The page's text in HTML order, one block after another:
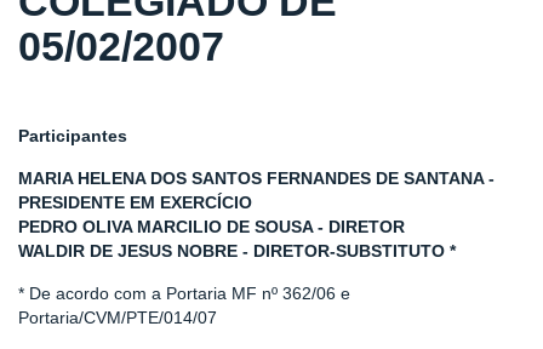
05/02/2007
Participantes
MARIA HELENA DOS SANTOS FERNANDES DE SANTANA -
PRESIDENTE EM EXERCÍCIO
PEDRO OLIVA MARCILIO DE SOUSA - DIRETOR
WALDIR DE JESUS NOBRE - DIRETOR-SUBSTITUTO *
* De acordo com a Portaria MF nº 362/06 e
Portaria/CVM/PTE/014/07